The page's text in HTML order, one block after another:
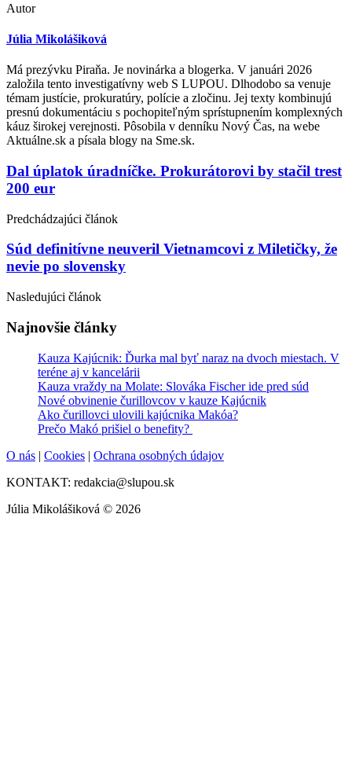
Autor
Júlia Mikolášiková
Má prezývku Piraňa. Je novinárka a blogerka. V januári 2026
založila tento investigatívny web S LUPOU. Dlhodobo sa venuje
témam justície, prokuratúry, polície a zločinu. Jej texty kombinujú
presnú dokumentáciu s pochopiteľným sprístupnením komplexných
káuz širokej verejnosti. Pôsobila v denníku Nový Čas, na webe
Aktuálne.sk a písala blogy na Sme.sk.
Post
navigation
Dal úplatok úradníčke. Prokurátorovi by stačil trest
200 eur
Predchádzajúci článok
Súd definitívne neuveril Vietnamcovi z Miletičky, že
nevie po slovensky
Nasledujúci článok
Najnovšie články
Kauza Kajúcnik: Ďurka mal byť naraz na dvoch miestach. V
teréne aj v kancelárii
Kauza vraždy na Molate: Slováka Fischer ide pred súd
Nové obvinenie čurillovcov v kauze Kajúcnik
Ako čurillovci ulovili kajúcnika Makóa?
Prečo Makó prišiel o benefity?
O nás | Cookies | Ochrana osobných údajov
KONTAKT: redakcia@slupou.sk
Júlia Mikolášiková © 2026